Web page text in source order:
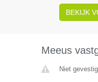
BEKIJK
Meeus
Niet